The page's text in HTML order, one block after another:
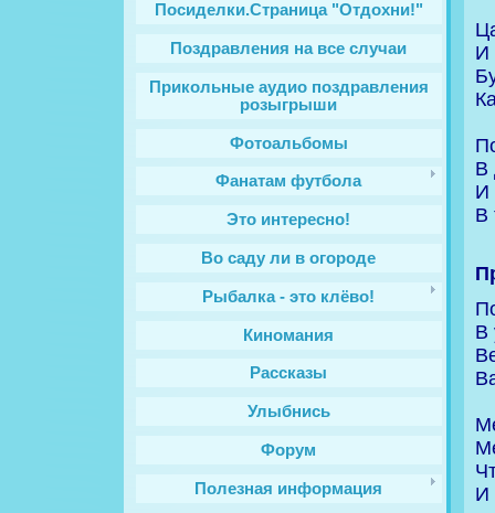
Посиделки.Страница "Отдохни!"
Поздравления на все случаи
Прикольные аудио поздравления
розыгрыши
Фотоальбомы
Фанатам футбола
Это интересно!
Во саду ли в огороде
Рыбалка - это клёво!
Киномания
Рассказы
Улыбнись
Форум
Полезная информация
И
В
И
В
В
И